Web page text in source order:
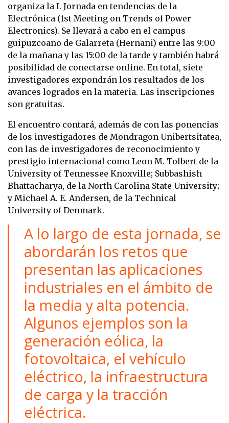
organiza la I. Jornada en tendencias de la
Electrónica (1st Meeting on Trends of Power
Electronics). Se llevará a cabo en el campus
guipuzcoano de Galarreta (Hernani) entre las 9:00
de la mañana y las 15:00 de la tarde y también habrá
posibilidad de conectarse online. En total, siete
investigadores expondrán los resultados de los
avances logrados en la materia. Las inscripciones
son gratuitas.
El encuentro contará, además de con las ponencias
de los investigadores de Mondragon Unibertsitatea,
con las de investigadores de reconocimiento y
prestigio internacional como Leon M. Tolbert de la
University of Tennessee Knoxville; Subbashish
Bhattacharya, de la North Carolina State University;
y Michael A. E. Andersen, de la Technical
University of Denmark.
A lo largo de esta jornada, se
abordarán los retos que
presentan las aplicaciones
industriales en el ámbito de
la media y alta potencia.
Algunos ejemplos son la
generación eólica, la
fotovoltaica, el vehículo
eléctrico, la infraestructura
de carga y la tracción
eléctrica.